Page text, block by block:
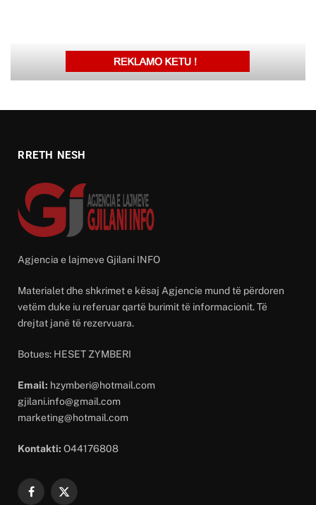
RRETH NESH
Agjencia e lajmeve Gjilani INFO
Materialet dhe shkrimet e kësaj Agjencie mund të përdoren
vetëm duke iu referuar qartë burimit të informacionit. Të
drejtat janë të rezervuara.
Botues: HESET ZYMBERI
Email: hzymberi@hotmail.com
gjilani.info@gmail.com
marketing@hotmail.com
Kontakti: O44176808
Facebook
X